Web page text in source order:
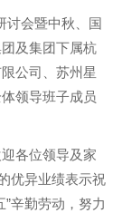
讨会暨中秋、国
及集团下属杭
公司、苏州星
领导班子成员
各位领导及家
优异业绩表示祝
辛勤劳动，努力